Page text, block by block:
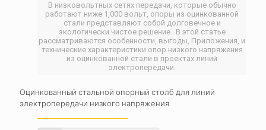
В низковольтных сетях передачи, которые обычно
работают ниже 1,000 вольт, опоры из оцинкованной
стали представляют собой долговечное и
экологически чистое решение.. В этой статье
рассматриваются особенности, выгоды, Приложения, и
технические характеристики опор низкого напряжения
из оцинкованной стали в проектах линий
электропередачи.
Оцинкованный стальной опорный столб для линий
электропередачи низкого напряжения